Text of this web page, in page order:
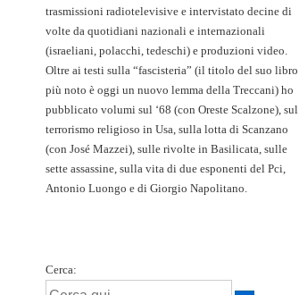
trasmissioni radiotelevisive e intervistato decine di
volte da quotidiani nazionali e internazionali
(israeliani, polacchi, tedeschi) e produzioni video.
Oltre ai testi sulla “fascisteria” (il titolo del suo libro
più noto è oggi un nuovo lemma della Treccani) ho
pubblicato volumi sul ‘68 (con Oreste Scalzone), sul
terrorismo religioso in Usa, sulla lotta di Scanzano
(con José Mazzei), sulle rivolte in Basilicata, sulle
sette assassine, sulla vita di due esponenti del Pci,
Antonio Luongo e di Giorgio Napolitano.
Cerca: